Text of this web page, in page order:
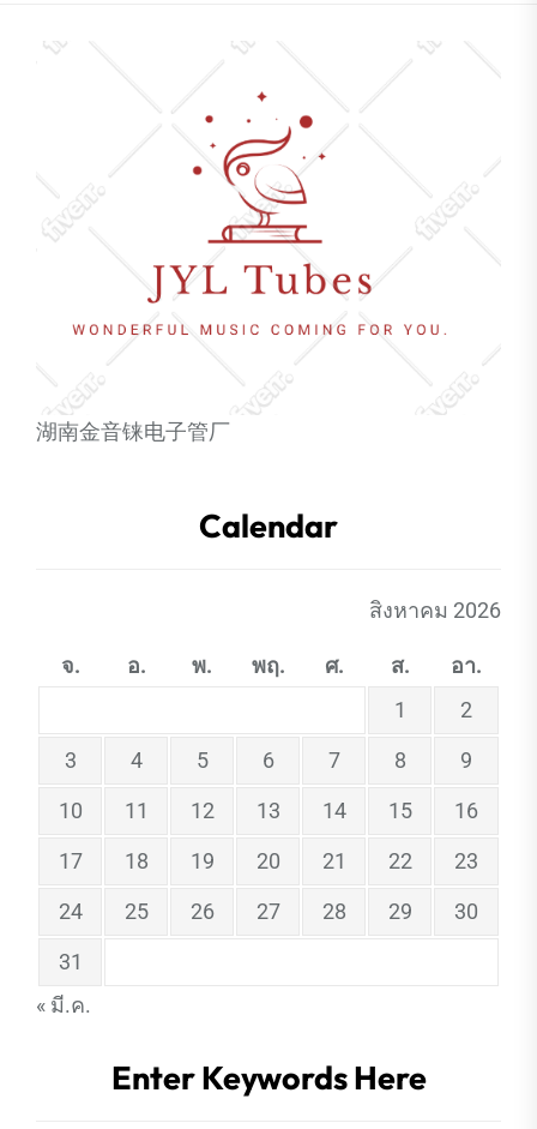
湖南金音铼电子管厂
Calendar
สิงหาคม 2026
จ. อ. พ. พฤ. ศ. ส.
อา.
1
2
3
4 5 6 7 8
9
10
11 12 13 14 15
16
17
18 19 20 21 22
23
24
25 26 27 28 29
30
31
« มี.ค.
Enter Keywords Here